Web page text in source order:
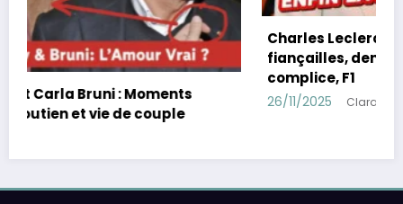
Charles Leclerc et Alexandra Saint Mleux :
fiançailles, demande en mariage, chien
complice, F1
26/11/2025 Clara